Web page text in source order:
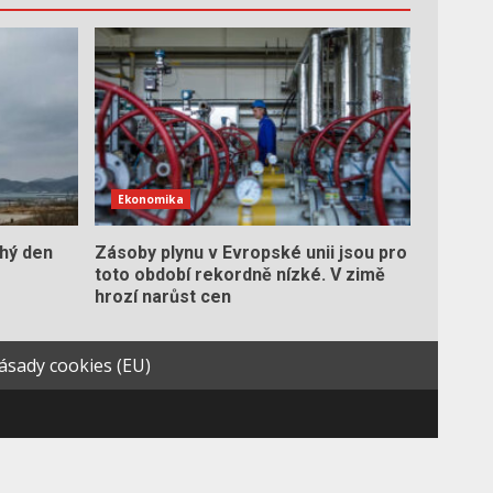
den
Ekonomika
Zásoby plynu v Evropské unii jsou pro
toto období rekordně nízké. V zimě
hrozí narůst cen
cookies (EU)